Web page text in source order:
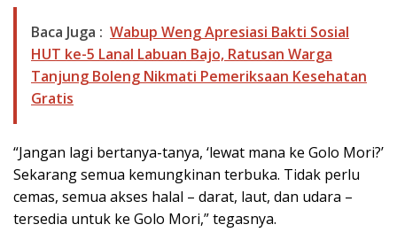
Baca Juga : Wabup Weng Apresiasi Bakti Sosial
HUT ke-5 Lanal Labuan Bajo, Ratusan Warga
Tanjung Boleng Nikmati Pemeriksaan Kesehatan
Gratis
“Jangan lagi bertanya-tanya, ‘lewat mana ke Golo Mori?’
Sekarang semua kemungkinan terbuka. Tidak perlu
cemas, semua akses halal – darat, laut, dan udara –
tersedia untuk ke Golo Mori,” tegasnya.